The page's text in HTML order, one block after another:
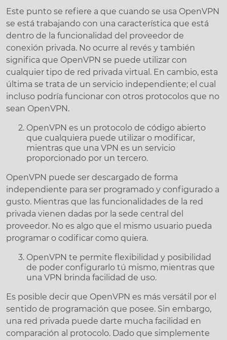
Este punto se refiere a que cuando se usa OpenVPN
se está trabajando con una característica que está
dentro de la funcionalidad del proveedor de
conexión privada. No ocurre al revés y también
significa que OpenVPN se puede utilizar con
cualquier tipo de red privada virtual. En cambio, esta
última se trata de un servicio independiente; el cual
incluso podría funcionar con otros protocolos que no
sean OpenVPN.
OpenVPN es un protocolo de código abierto
que cualquiera puede utilizar o modificar,
mientras que una VPN es un servicio
proporcionado por un tercero.
OpenVPN puede ser descargado de forma
independiente para ser programado y configurado a
gusto. Mientras que las funcionalidades de la red
privada vienen dadas por la sede central del
proveedor. No es algo que el mismo usuario pueda
programar o codificar como quiera.
OpenVPN te permite flexibilidad y posibilidad
de poder configurarlo tú mismo, mientras que
una VPN brinda facilidad de uso.
Es posible decir que OpenVPN es más versátil por el
sentido de programación que posee. Sin embargo,
una red privada puede darte mucha facilidad en
comparación al protocolo. Dado que simplemente